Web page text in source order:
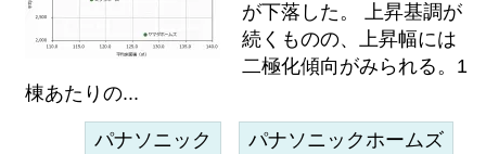
が下落した。 上昇基調が
続くものの、上昇幅には
二極化傾向がみられる。1
棟あたりの...
パナソニック パナソニックホームズ